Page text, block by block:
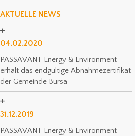
AKTUELLE NEWS
04.02.2020
PASSAVANT Energy & Environment
erhält das endgültige Abnahmezertifikat
der Gemeinde Bursa
31.12.2019
PASSAVANT Energy & Environment